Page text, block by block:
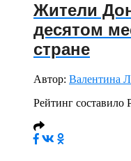
Жители
десятом
стране
Автор: Валентина
Рейтинг составило